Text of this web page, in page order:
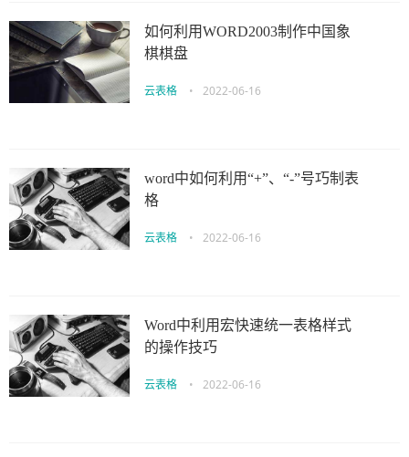
如何利用WORD2003制作中国象
棋棋盘
云表格 • 2022-06-16
word中如何利用“+”、“-”号巧制表
格
云表格 • 2022-06-16
Word中利用宏快速统一表格样式
的操作技巧
云表格 • 2022-06-16